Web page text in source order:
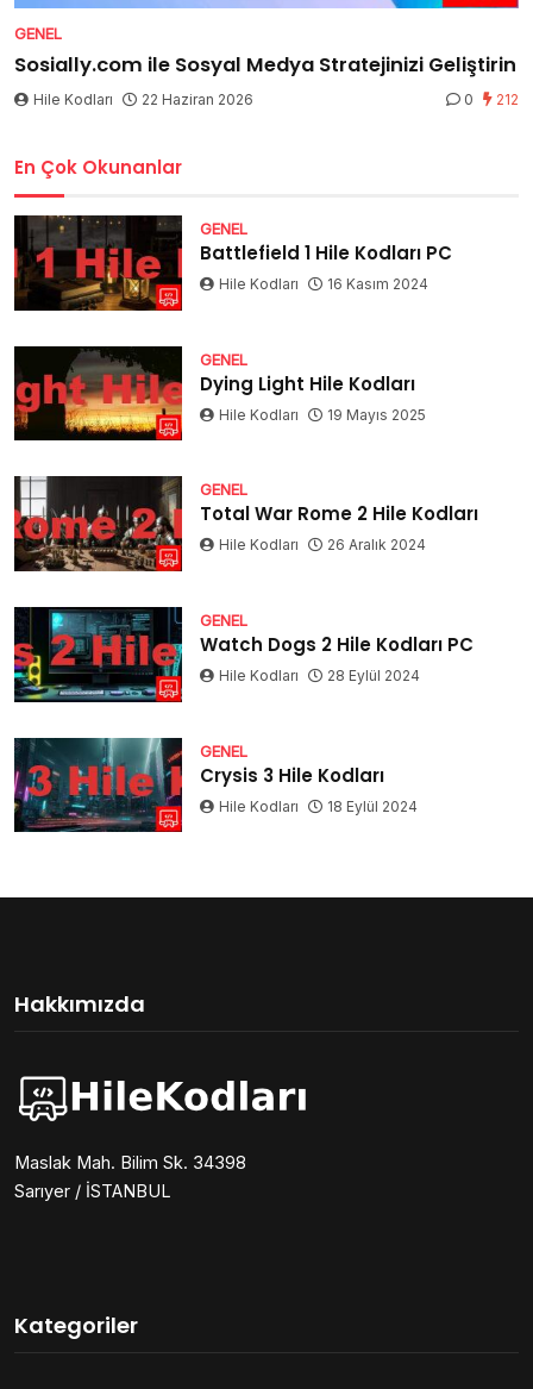
GENEL
Sosially.com ile Sosyal Medya Stratejinizi Geliştirin
Hile Kodları 22 Haziran 2026 0 212
En Çok Okunanlar
GENEL
Battlefield 1 Hile Kodları PC
Hile Kodları 16 Kasım 2024
GENEL
Dying Light Hile Kodları
Hile Kodları 19 Mayıs 2025
GENEL
Total War Rome 2 Hile Kodları
Hile Kodları 26 Aralık 2024
GENEL
Watch Dogs 2 Hile Kodları PC
Hile Kodları 28 Eylül 2024
GENEL
Crysis 3 Hile Kodları
Hile Kodları 18 Eylül 2024
Hakkımızda
Maslak Mah. Bilim Sk. 34398
Sarıyer / İSTANBUL
Kategoriler